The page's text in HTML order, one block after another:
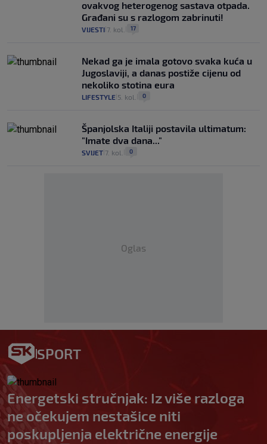
ovakvog heterogenog sastava otpada.
Građani su s razlogom zabrinuti!
VIJESTI 7. kol. 17
Nekad ga je imala gotovo svaka kuća u
Jugoslaviji, a danas postiže cijenu od
nekoliko stotina eura
LIFESTYLE 5. kol. 0
Španjolska Italiji postavila ultimatum:
"Imate dva dana..."
SVIJET 7. kol. 0
Oglas
SPORT
Energetski stručnjak: Iz više razloga
ne očekujem nestašice niti
poskupljenja električne energije